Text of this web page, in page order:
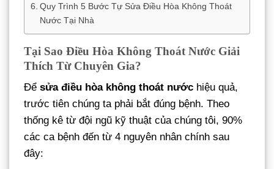
Quy Trình 5 Bước Tự Sửa Điều Hòa Không Thoát
Nước Tại Nhà
Tại Sao Điều Hòa Không Thoát Nước Giải
Thích Từ Chuyên Gia?
Để sửa điều hòa không thoát nước hiệu quả,
trước tiên chúng ta phải bắt đúng bệnh. Theo
thống kê từ đội ngũ kỹ thuật của chúng tôi, 90%
các ca bệnh đến từ 4 nguyên nhân chính sau
đây: